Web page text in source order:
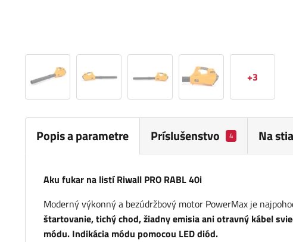
+3
Popis a parametre Príslušenstvo 4 Na
Aku fukar na listí Riwall PRO RABL 40i
Moderný výkonný a bezúdržbový motor PowerMax je
štartovanie, tichý chod, žiadny emisia ani otravný kábel
módu. Indikácia módu pomocou LED diód.